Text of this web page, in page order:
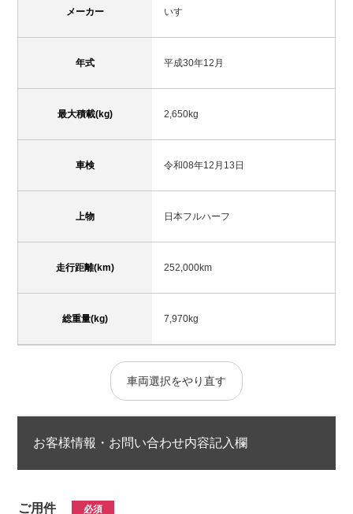
メーカー いすゞ
年式 平成30年12月
最大積載(kg) 2,650kg
車検 令和08年12月13日
上物 日本フルハーフ
走行距離(km) 252,000km
総重量(kg) 7,970kg
車両選択をやり直す
お客様情報・お問い合わせ内容記入欄
ご用件 必須